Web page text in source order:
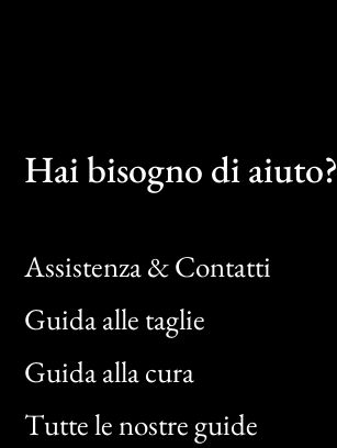
Hai bisogno di aiuto?
Assistenza & Contatti
Guida alle taglie
Guida alla cura
Tutte le nostre guide